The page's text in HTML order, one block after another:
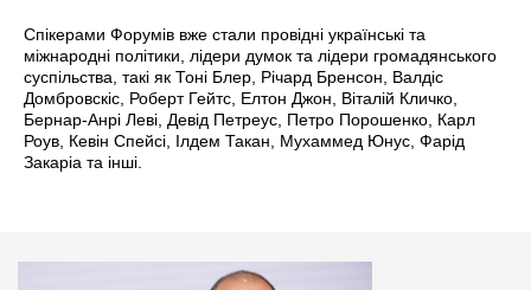
Спікерами Форумів вже стали провідні українські та
міжнародні політики, лідери думок та лідери громадянського
суспільства, такі як Тоні Блер, Річард Бренсон, Валдіс
Домбровскіс, Роберт Гейтс, Елтон Джон, Віталій Кличко,
Бернар-Анрі Леві, Девід Петреус, Петро Порошенко, Карл
Роув, Кевін Спейсі, Ілдем Такан, Мухаммед Юнус, Фарід
Закаріа та інші.